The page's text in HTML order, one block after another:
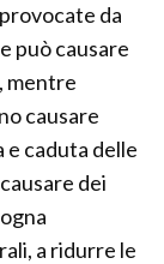
da
può causare
mentre
causare
e caduta delle
dei
a ridurre le